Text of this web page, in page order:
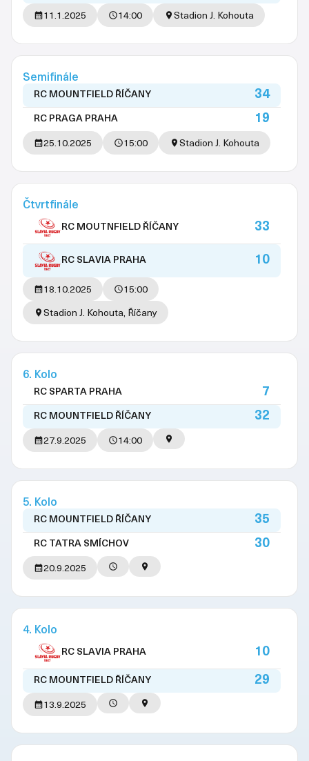
11.1.2025 14:00 Stadion J. Kohouta
Semifinále
RC MOUNTFIELD ŘÍČANY 34
RC PRAGA PRAHA 19
25.10.2025 15:00 Stadion J. Kohouta
Čtvrtfinále
RC MOUTNFIELD ŘÍČANY 33
RC SLAVIA PRAHA 10
18.10.2025 15:00
Stadion J. Kohouta, Říčany
6. Kolo
RC SPARTA PRAHA 7
RC MOUNTFIELD ŘÍČANY 32
27.9.2025 14:00
5. Kolo
RC MOUNTFIELD ŘÍČANY 35
RC TATRA SMÍCHOV 30
20.9.2025
4. Kolo
RC SLAVIA PRAHA 10
RC MOUNTFIELD ŘÍČANY 29
13.9.2025